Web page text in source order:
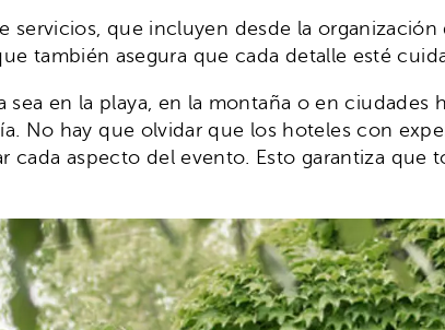
servicios, que incluyen desde la
también asegura que cada detalle esté
sea en la playa, en la montaña o en
No hay que olvidar que los hoteles con
aspecto del evento. Esto garantiza que